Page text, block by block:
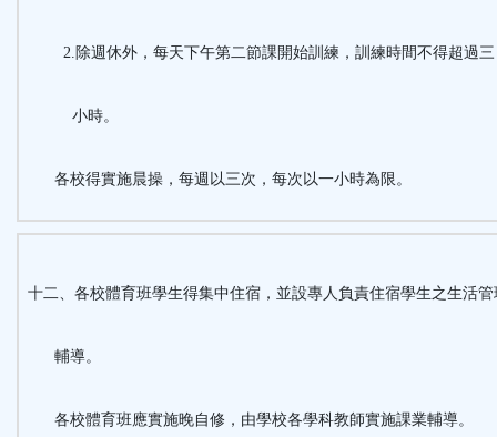
2.除週休外，每天下午第二節課開始訓練，訓練時間不得超過三
小時。
各校得實施晨操，每週以三次，每次以一小時為限。
十二、各校體育班學生得集中住宿，並設專人負責住宿學生之生活管
輔導。
各校體育班應實施晚自修，由學校各學科教師實施課業輔導。